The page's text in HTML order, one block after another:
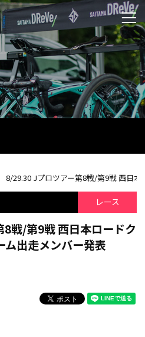
8/29.30 Jプロツアー第8戦/第9戦 西日
レース
戦/第9戦 西日本ロードク
ム出走メンバー発表